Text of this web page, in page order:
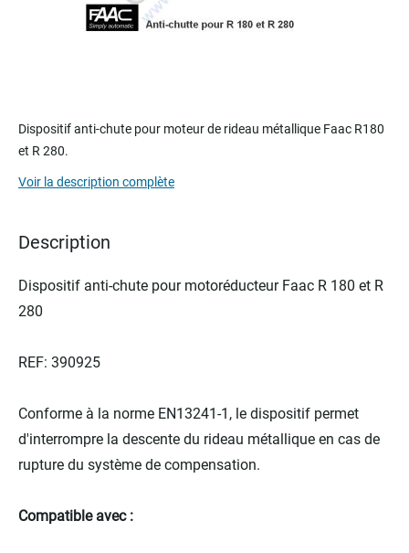
to
the
of
gallery
Dispositif anti-chute pour moteur de rideau métallique Faac R180
et R 280.
Voir la description complète
Description
Dispositif anti-chute pour motoréducteur Faac R 180 et R
280
REF: 390925
Conforme à la norme EN13241-1, le dispositif permet
d'interrompre la descente du rideau métallique en cas de
rupture du système de compensation.
Compatible avec :